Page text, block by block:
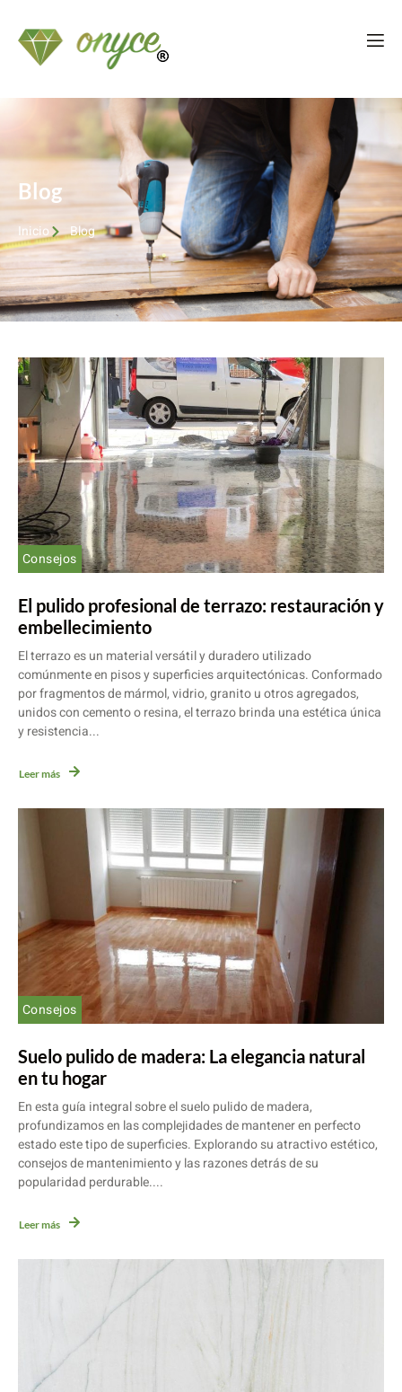
Blog
Inicio Blog
Consejos
El pulido profesional de terrazo: restauración y
embellecimiento
El terrazo es un material versátil y duradero utilizado
comúnmente en pisos y superficies arquitectónicas. Conformado
por fragmentos de mármol, vidrio, granito u otros agregados,
unidos con cemento o resina, el terrazo brinda una estética única
y resistencia...
Leer más
Consejos
Suelo pulido de madera: La elegancia natural
en tu hogar
En esta guía integral sobre el suelo pulido de madera,
profundizamos en las complejidades de mantener en perfecto
estado este tipo de superficies. Explorando su atractivo estético,
consejos de mantenimiento y las razones detrás de su
popularidad perdurable....
Leer más